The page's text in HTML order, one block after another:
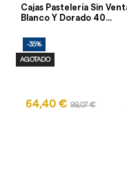
Cajas Pastelería Sin
Blanco Y Dorado 40...
-35%
AGOTADO
64,40 € 99,07 €